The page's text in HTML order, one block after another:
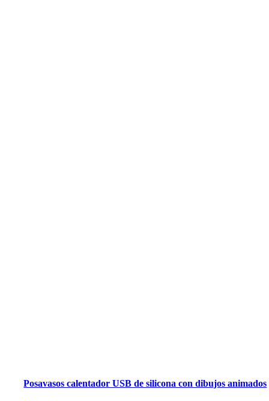
Posavasos calentador USB de silicona con dibujos animados